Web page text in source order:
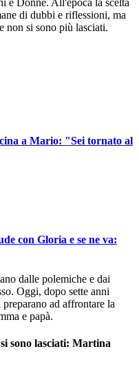
e Donne. All'epoca la scelta
di dubbi e riflessioni, ma
non si sono più lasciati.
a Mario: "Sei tornato al
con Gloria e se ne va:
dalle polemiche e dai
Oggi, dopo sette anni
ad affrontare la
e papà.
sono lasciati: Martina